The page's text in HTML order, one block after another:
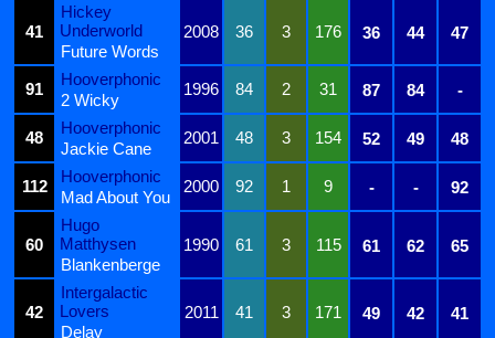
41
Hickey
Underworld
2008 36 3 176 36 44
47
Future Words
91
Hooverphonic
1996 84 2 31 87 84 -
2 Wicky
48
Hooverphonic
2001 48 3 154 52 49 48
Jackie Cane
112
Hooverphonic
2000 92 1 9 - - 92
Mad About You
60
Hugo
Matthysen
1990 61 3 115 61 62
65
Blankenberge
42
Intergalactic
Lovers
2011 41 3 171 49 42
41
Delay